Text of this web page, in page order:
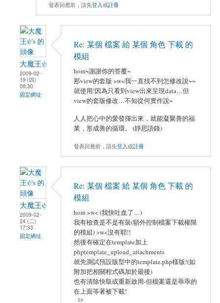
發表回應前，請先登入或註冊
大魔王ψ
2009-02-
19 (四)
08:30
固定網址
Re: 某個 檔案 給 某個 角色 下載 的
模組
hom~謝謝你的答覆~
那view的套版 >w<我一直找不到怎修改說~~
就使用!因為只看到view出來呈現data…但
view的套版修改…不知從何實作說~
人人把心中的愛發揮出來，就能凝聚善的福
業，形成善的循環。 (靜思語錄)
發表回應前，請先登入或註冊
大魔王ψ
2009-02-
24 (二)
17:33
固定網址
Re: 某個 檔案 給 某個 角色 下載 的
模組
hom >w< (我快吐血了…)
我有檢查是不是有裝(額外控制檔案下載權限
的模組) >w<沒有耶!!
然後有確定在template加上
phptemplate_upload_attachments
就先測試預設版型中的template.php樣版!(如
附加把相關程式碼加於最後)
也有清除快取或重新啟用-但檔案還是乖乖的
在上面等著被下載!